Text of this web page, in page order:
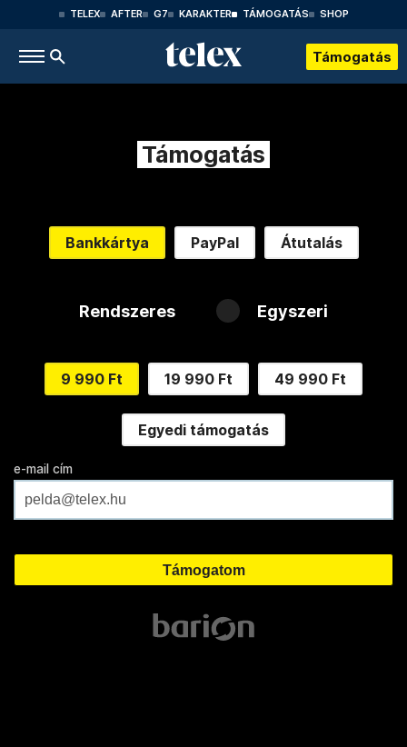
TELEX AFTER G7 KARAKTER TÁMOGATÁS SHOP
Támogatás
Támogatás
Bankkártya PayPal Átutalás
Rendszeres Egyszeri
9 990 Ft 19 990 Ft 49 990 Ft
Egyedi támogatás
e-mail cím